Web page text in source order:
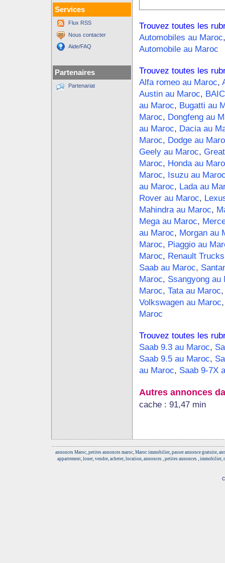
Services
Flux RSS
Nous contacter
Aide/FAQ
Partenaires
Partenariat
Trouvez toutes les
Automobiles au Maroc
Automobile au Maroc
Trouvez toutes les
Alfa romeo au Maroc,
Austin au Maroc,
au Maroc, Bugatti au
Maroc, Dongfeng au
au Maroc, Dacia au
Maroc, Dodge au
Geely au Maroc,
Maroc, Honda au
Maroc, Isuzu au
au Maroc, Lada au
Rover au Maroc,
Mahindra au Maroc,
Mega au Maroc,
au Maroc, Morgan au
Maroc, Piaggio au
Maroc, Renault
Saab au Maroc,
Maroc, Ssangyong au
Maroc, Tata au Maroc
Volkswagen au Maroc
Maroc
Trouvez toutes les
Saab 9.3 au Maroc,
Saab 9.5 au Maroc,
au Maroc, Saab 9-7X
Autres annonces
cache : 91,47 min
annonces Maroc, petites annonces maroc, Maroc immobilier, passer annonce gratuite,
appartement, louer, vendre, acheter, location, annonces , petites annonces ,